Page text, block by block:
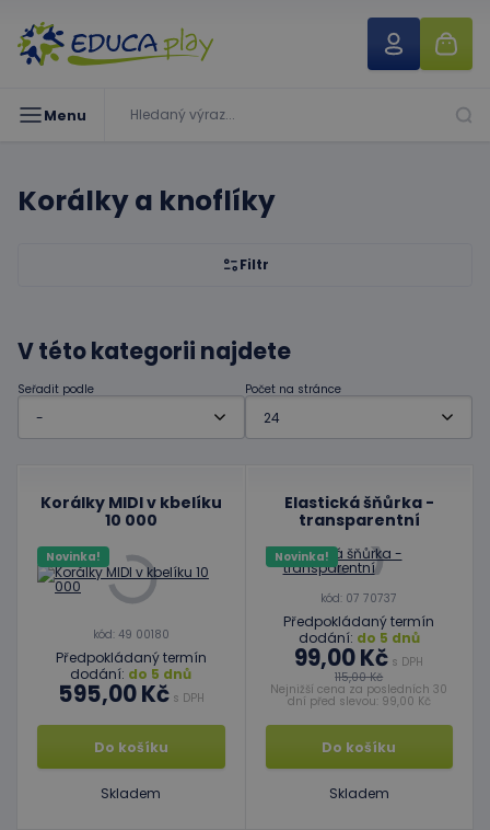
Menu
Korálky a knoflíky
Filtr
V této kategorii najdete
Seřadit podle Počet na stránce
Korálky MIDI v kbelíku
10 000
Novinka!
kód: 49 00180
Předpokládaný termín
dodání: do 5 dnů
595,00 Kčs DPH
Do košíku
Skladem
Elastická šňůrka -
transparentní
Novinka!
kód: 07 70737
Předpokládaný termín
dodání: do 5 dnů
99,00 Kč s DPH
115,00 Kč
Nejnižší cena za posledních 30
dní před slevou: 99,00 Kč
Do košíku
Skladem